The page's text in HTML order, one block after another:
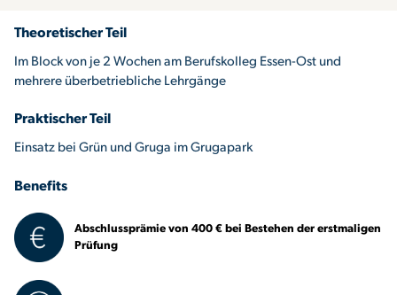
Theoretischer Teil
Im Block von je 2 Wochen am Berufskolleg Essen-Ost und
mehrere überbetriebliche Lehrgänge
Praktischer Teil
Einsatz bei Grün und Gruga im Grugapark
Benefits
Abschlussprämie von 400 € bei Bestehen der erstmaligen
Prüfung